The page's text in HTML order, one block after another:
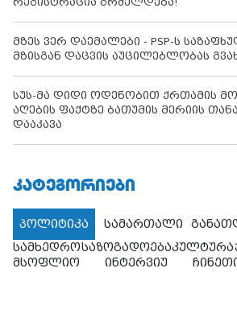
მზეს ვერ დაემალები - PSP-ს
მზისგან დაცვის აუცილებლობას
სუს-მა დიდი ოდენობით ქრთამის
აღების ფაქტზე ბათუმის მერიის
დააკავა
ᲙᲐᲢᲔᲒᲝᲠᲘᲔᲑᲘ
პოლიტიკა სამართალი
სამხედროსაზოგადოებაკულტურა
მსოფლიო
ინტერვიუ